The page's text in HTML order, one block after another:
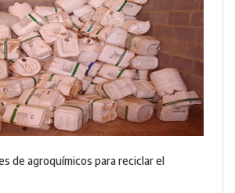
de agroquímicos para reciclar el